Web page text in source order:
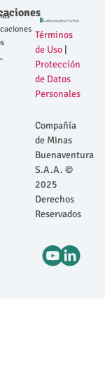
Términos
de Uso
Protección
de Datos
Personales
Compañía
de Minas
Buenaventura
S.A.A. ©
2025
Derechos
Reservados